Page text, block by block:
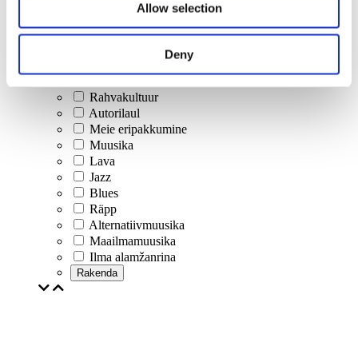
Allow selection
Deny
Klassikaline muusika
Popmuusika
Rahvakultuur
Autorilaul
Meie eripakkumine
Muusika
Lava
Jazz
Blues
Räpp
Alternatiivmuusika
Maailmamuusika
Ilma alamžanrina
Rakenda